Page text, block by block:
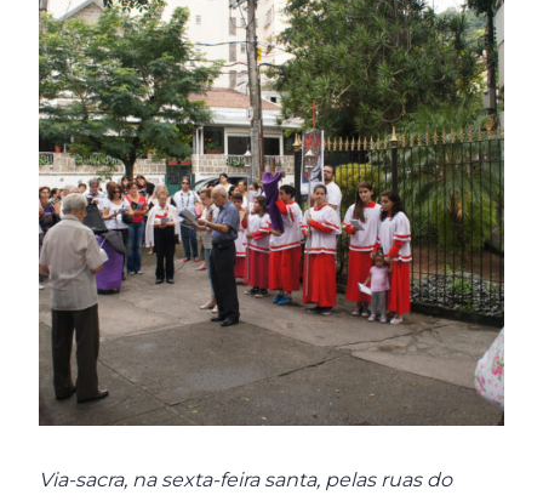
Via-sacra, na sexta-feira santa, pelas ruas do